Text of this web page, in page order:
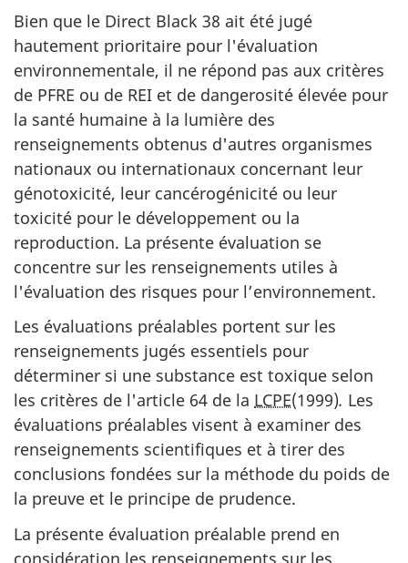
Bien que le Direct Black 38 ait été jugé
hautement prioritaire pour l'évaluation
environnementale, il ne répond pas aux critères
de PFRE ou de REI et de dangerosité élevée pour
la santé humaine à la lumière des
renseignements obtenus d'autres organismes
nationaux ou internationaux concernant leur
génotoxicité, leur cancérogénicité ou leur
toxicité pour le développement ou la
reproduction. La présente évaluation se
concentre sur les renseignements utiles à
l'évaluation des risques pour l’environnement.
Les évaluations préalables portent sur les
renseignements jugés essentiels pour
déterminer si une substance est toxique selon
les critères de l'article 64 de la LCPE(1999). Les
évaluations préalables visent à examiner des
renseignements scientifiques et à tirer des
conclusions fondées sur la méthode du poids de
la preuve et le principe de prudence.
La présente évaluation préalable prend en
considération les renseignements sur les